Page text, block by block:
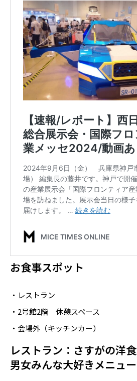
お食事スポット
・レストラン
・2号館2階 休憩スペース
・会場外（キッチンカー）
レストラン：さすがの洋
男女みんな大好きメニュ